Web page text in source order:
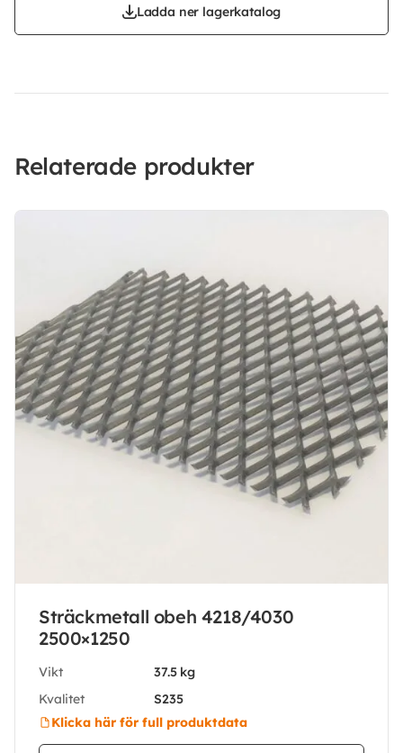
Ladda ner lagerkatalog
Relaterade produkter
Sträckmetall obeh 4218/4030
2500×1250
Vikt
37.5 kg
Kvalitet
S235
Klicka här för full produktdata